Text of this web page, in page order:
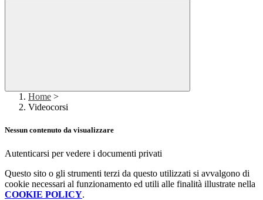
Home >
Videocorsi
Nessun contenuto da visualizzare
Autenticarsi per vedere i documenti privati
Questo sito o gli strumenti terzi da questo utilizzati si avvalgono di
cookie necessari al funzionamento ed utili alle finalità illustrate nella
COOKIE POLICY.